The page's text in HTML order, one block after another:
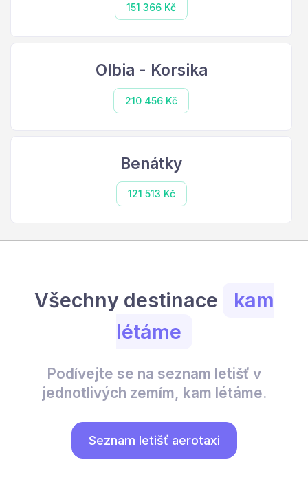
151 366 Kč
Olbia - Korsika
210 456 Kč
Benátky
121 513 Kč
Všechny destinace
kam
létáme
Podívejte se na seznam letišť v
jednotlivých zemím, kam létáme.
Seznam letišť aerotaxi